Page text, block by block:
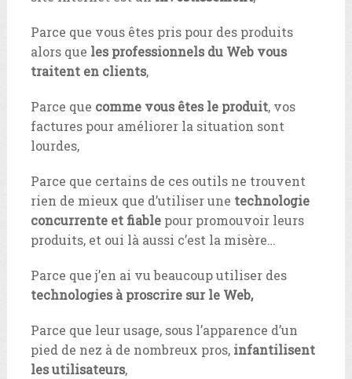
Parce que vous êtes pris pour des produits
alors que les professionnels du Web vous
traitent en clients,
Parce que comme vous êtes le produit, vos
factures pour améliorer la situation sont
lourdes,
Parce que certains de ces outils ne trouvent
rien de mieux que d’utiliser une technologie
concurrente et fiablepour promouvoir leurs
produits, et oui là aussi c’est la misère…
Parce que j’en ai vu beaucoup utiliser des
technologies à proscrire sur le Web,
Parce que leur usage, sous l’apparence d’un
pied de nez à de nombreux pros, infantilisent
les utilisateurs,